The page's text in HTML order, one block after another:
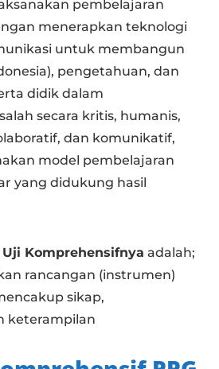
pembelajaran
menerapkan teknologi
untuk membangun
pengetahuan, dan
didik dalam
secara kritis, humanis,
dan komunikatif,
model pembelajaran
yang didukung hasil
Komprehensifnya adalah;
rancangan (instrumen)
sikap,
keterampilan